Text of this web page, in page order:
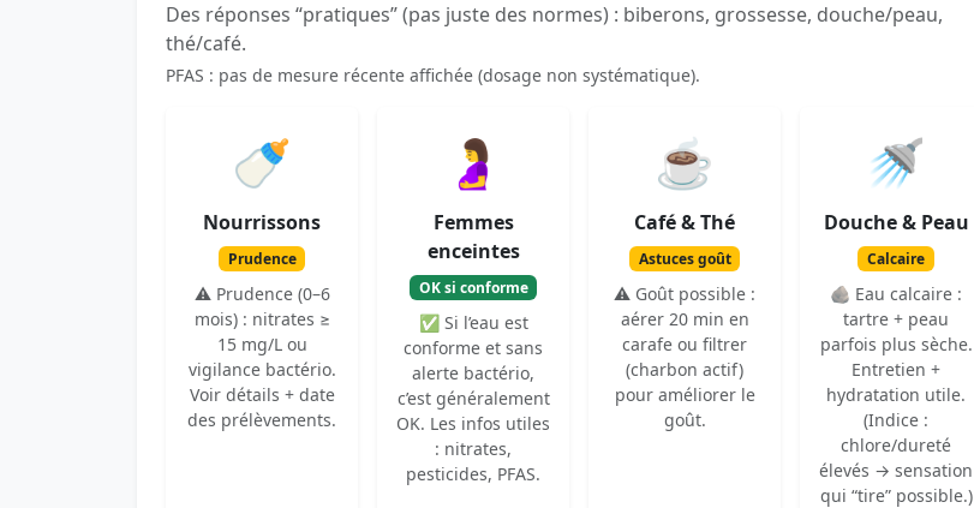
Des réponses “pratiques” (pas juste des normes) : biberons, grossesse, douche/peau,
thé/café.
PFAS : pas de mesure récente affichée (dosage non systématique).
🍼
Nourrissons
Prudence
⚠️ Prudence (0–6
mois) : nitrates ≥
15 mg/L ou
vigilance bactério.
Voir détails + date
des prélèvements.
🤰
Femmes
enceintes
OK si conforme
✅ Si l’eau est
conforme et sans
alerte bactério,
c’est généralement
OK. Les infos utiles
: nitrates,
pesticides, PFAS.
☕
Café & Thé
Astuces goût
⚠️ Goût possible :
aérer 20 min en
carafe ou filtrer
(charbon actif)
pour améliorer le
goût.
🚿
Douche & Peau
Calcaire
🪨 Eau calcaire :
tartre + peau
parfois plus sèche.
Entretien +
hydratation utile.
(Indice :
chlore/dureté
élevés → sensation
qui “tire” possible.)